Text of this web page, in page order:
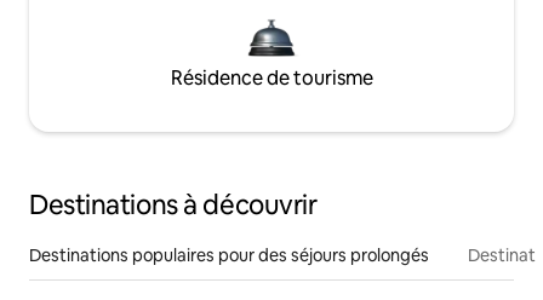
Résidence de tourisme
Destinations à découvrir
Destinations populaires pour des séjours prolongés